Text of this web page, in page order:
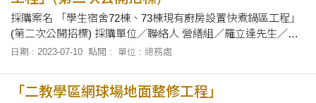
採購案名 「學生宿舍72棟、73棟現有廚房設置快煮鍋區工程」
(第二次公開招標) 採購單位／聯絡人 營繕組／羅立達先生／分
機25405 開標日期及地點 民國112年7月17日下午2時30分，在
分至
日期 : 2023-07-10 點閱 : 單位 : 總務處
「二教學區網球場地面整修工程」